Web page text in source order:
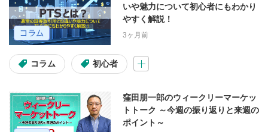
いや魅力について初心者にもわかり
やすく解説！
3ヶ月前
コラム 初心者
窪田朋一郎のウィークリーマーケッ
トトーク ～今週の振り返りと来週の
ポイント～